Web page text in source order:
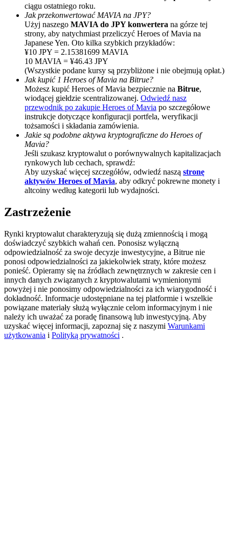
BTC Welcome Rewards
Deposit & Trade BTC to Share 25000 USDT prize pool!
Deposit CASHCAT & Win
Share 500000 CASHCAT prize pool
Exclusive for BitMart Users
Register & Trade to Win 500,000 USDT
Precious Metals Trading Carnival
Trade Gold & Silver · 33,333 USDT Bonus
USDT New User Exclusive 10% APR
ciągu ostatniego roku.
Jak przekonwertować MAVIA na JPY?
Użyj naszego MAVIA do JPY konwertera na górze tej
strony, aby natychmiast przeliczyć Heroes of Mavia na
Japanese Yen. Oto kilka szybkich przykładów:
¥10 JPY = 2.15381699 MAVIA
10 MAVIA = ¥46.43 JPY
(Wszystkie podane kursy są przybliżone i nie obejmują opłat.)
Jak kupić 1 Heroes of Mavia na Bitrue?
Możesz kupić Heroes of Mavia bezpiecznie na Bitrue,
wiodącej giełdzie scentralizowanej. Odwiedź nasz
przewodnik po zakupie Heroes of Mavia po szczegółowe
instrukcje dotyczące konfiguracji portfela, weryfikacji
tożsamości i składania zamówienia.
Jakie są podobne aktywa kryptograficzne do Heroes of
Mavia?
Jeśli szukasz kryptowalut o porównywalnych kapitalizacjach
rynkowych lub cechach, sprawdź:
Aby uzyskać więcej szczegółów, odwiedź naszą stronę
aktywów Heroes of Mavia, aby odkryć pokrewne monety i
altcoiny według kategorii lub wydajności.
Zastrzeżenie
Rynki kryptowalut charakteryzują się dużą zmiennością i mogą
doświadczyć szybkich wahań cen. Ponosisz wyłączną
odpowiedzialność za swoje decyzje inwestycyjne, a Bitrue nie
ponosi odpowiedzialności za jakiekolwiek straty, które możesz
ponieść. Opieramy się na źródłach zewnętrznych w zakresie cen i
innych danych związanych z kryptowalutami wymienionymi
powyżej i nie ponosimy odpowiedzialności za ich wiarygodność i
dokładność. Informacje udostępniane na tej platformie i wszelkie
powiązane materiały służą wyłącznie celom informacyjnym i nie
należy ich uważać za poradę finansową lub inwestycyjną. Aby
uzyskać więcej informacji, zapoznaj się z naszymi Warunkami
użytkowania i Polityką prywatności .